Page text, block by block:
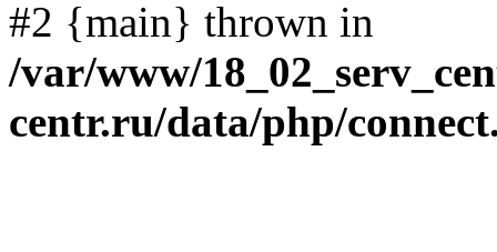
#2 {main} thrown in
/var/www/
centr.ru/data/php/